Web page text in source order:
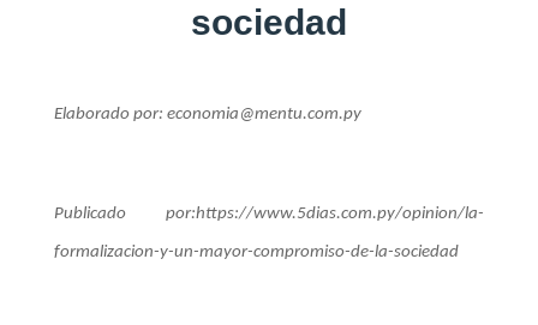
sociedad
Elaborado por: economia@mentu.com.py
Publicado por:https://www.5dias.com.py/opinion/la-
formalizacion-y-un-mayor-compromiso-de-la-sociedad